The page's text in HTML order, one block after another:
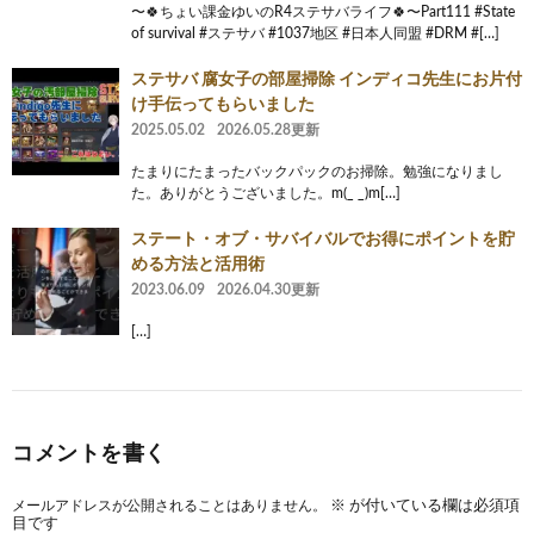
〜🍀ちょい課金ゆいのR4ステサバライフ🍀〜Part111 #State
of survival #ステサバ #1037地区 #日本人同盟 #DRM #[…]
ステサバ 腐女子の部屋掃除 インディコ先生にお片付
け手伝ってもらいました
2025.05.02 2026.05.28更新
たまりにたまったバックパックのお掃除。勉強になりまし
た。ありがとうございました。m(_ _)m[…]
ステート・オブ・サバイバルでお得にポイントを貯
める方法と活用術
2023.06.09 2026.04.30更新
[…]
コメントを書く
メールアドレスが公開されることはありません。 ※ が付いている欄は必須項
目です